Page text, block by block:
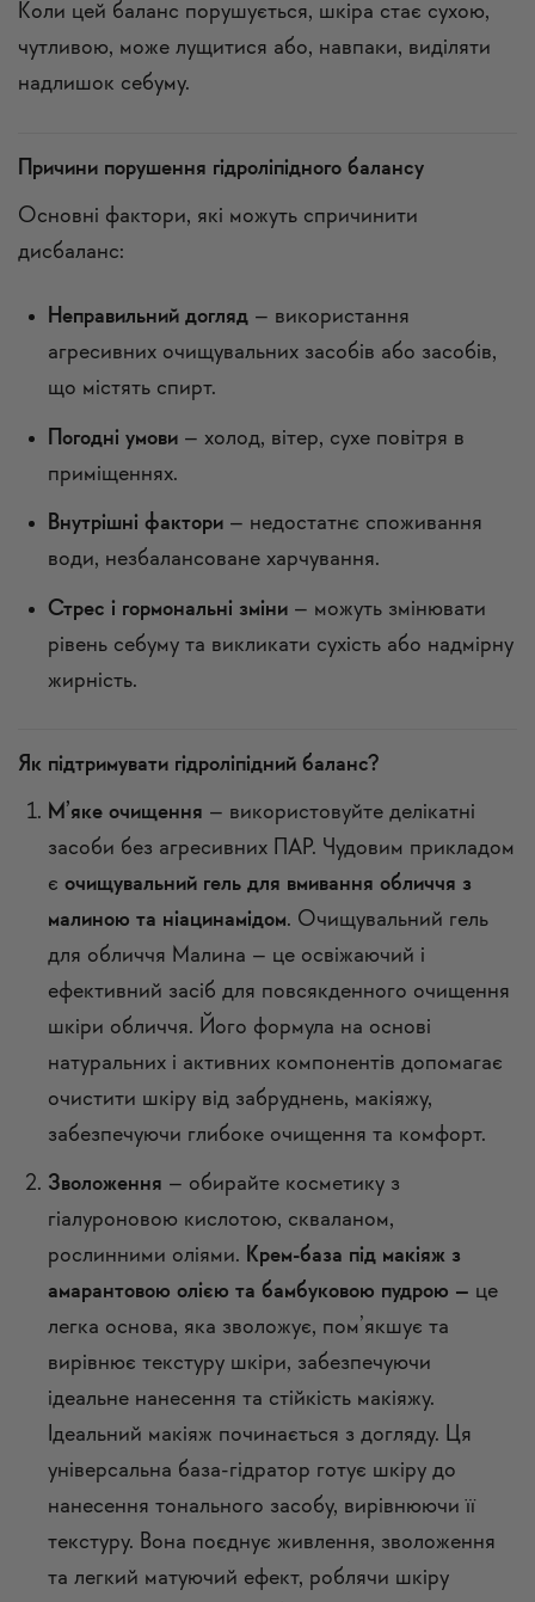
Коли цей баланс порушується, шкіра стає сухою,
чутливою, може лущитися або, навпаки, виділяти
надлишок себуму.
Причини порушення гідроліпідного балансу
Основні фактори, які можуть спричинити
дисбаланс:
Неправильний догляд– використання
агресивних очищувальних засобів або засобів,
що містять спирт.
Погодні умови– холод, вітер, сухе повітря в
приміщеннях.
Внутрішні фактори– недостатнє споживання
води, незбалансоване харчування.
Стрес і гормональні зміни– можуть змінювати
рівень себуму та викликати сухість або надмірну
жирність.
Як підтримувати гідроліпідний баланс?
М’яке очищення – використовуйте делікатні
засоби без агресивних ПАР. Чудовим прикладом
є очищувальний гель для вмивання обличчя з
малиною та ніацинамідом. Очищувальний гель
для обличчя Малина – це освіжаючий і
ефективний засіб для повсякденного очищення
шкіри обличчя. Його формула на основі
натуральних і активних компонентів допомагає
очистити шкіру від забруднень, макіяжу,
забезпечуючи глибоке очищення та комфорт.
Зволоження – обирайте косметику з
гіалуроновою кислотою, скваланом,
рослинними оліями. Крем-база під макіяж з
амарантовою олією та бамбуковою пудрою – це
легка основа, яка зволожує, пом’якшує та
вирівнює текстуру шкіри, забезпечуючи
ідеальне нанесення та стійкість макіяжу.
Ідеальний макіяж починається з догляду. Ця
універсальна база-гідратор готує шкіру до
нанесення тонального засобу, вирівнюючи її
текстуру. Вона поєднує живлення, зволоження
та легкий матуючий ефект, роблячи шкіру